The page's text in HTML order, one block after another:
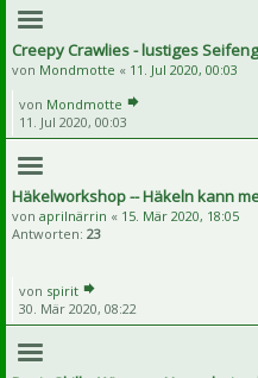
Creepy Crawlies - lustiges
von Mondmotte « 11. Jul 2020, 00:03
von Mondmotte
11. Jul 2020, 00:03
Häkelworkshop -- Häkeln kann
von aprilnärrin « 15. Mär 2020, 18:05
Antworten: 23
von spirit
30. Mär 2020, 08:22